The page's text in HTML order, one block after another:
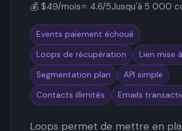
💰 $49/mois⭐ 4.6/5Jusqu'à 5 000
Events paiement échoué
Loops de récupération
Lien mise
Segmentation plan
API simple
Contacts illimités
Emails
Loops permet de mettre en